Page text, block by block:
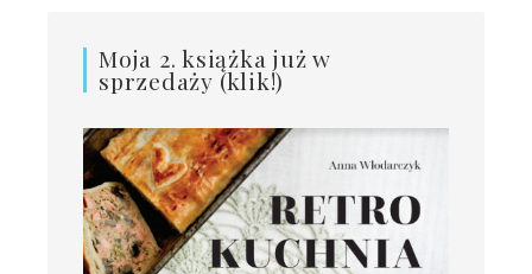
Moja 2. książka już w
sprzedaży (klik!)